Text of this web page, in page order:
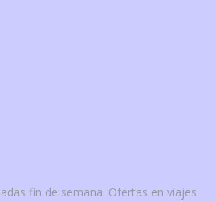
fin de semana. Ofertas en viajes